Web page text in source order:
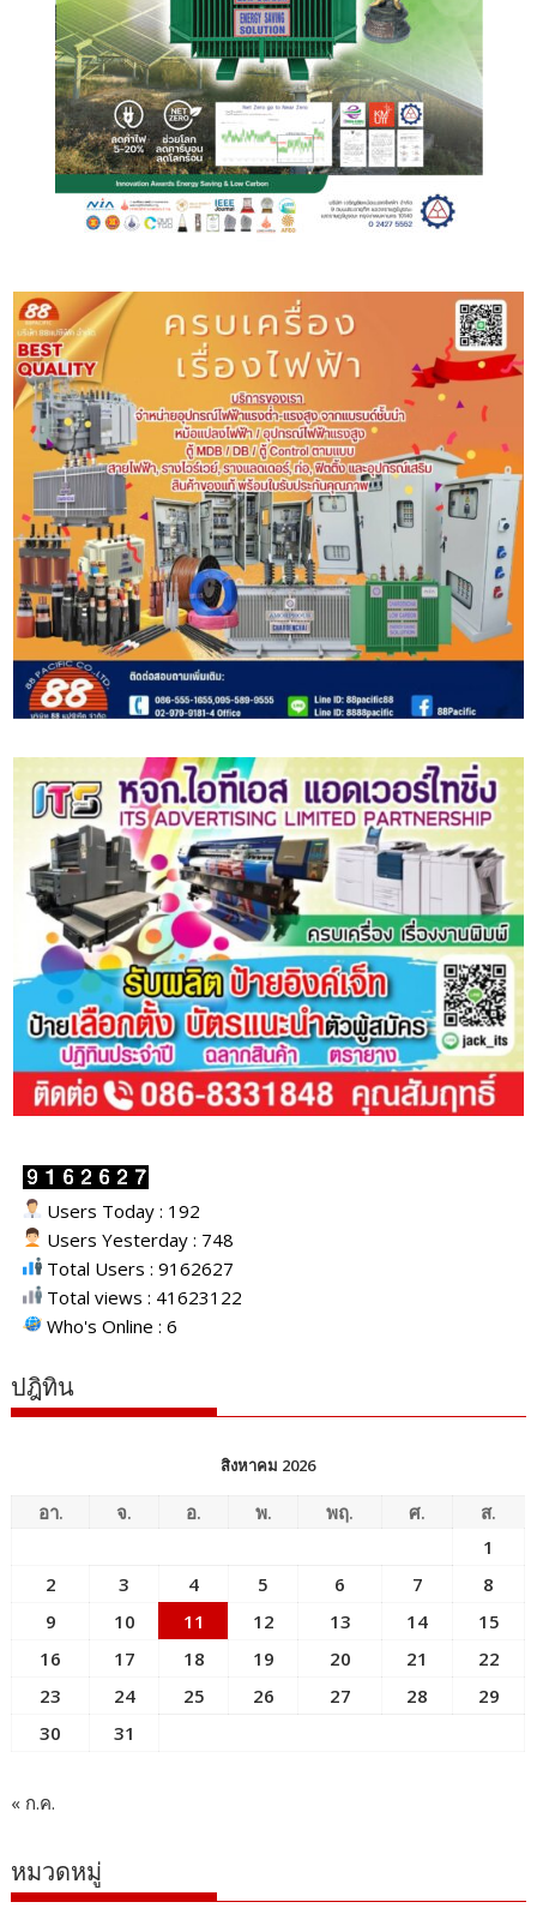
Users Today : 192
Users Yesterday : 748
Total Users : 9162627
Total views : 41623122
Who's Online : 6
ปฎิทิน
สิงหาคม 2026
อา. จ. อ. พ. พฤ. ศ.
ส.
1
2
3 4 5 6 7
8
9
10 11 12 13 14
15
16
17 18 19 20 21
22
23
24 25 26 27 28
29
30
31
« ก.ค.
หมวดหมู่